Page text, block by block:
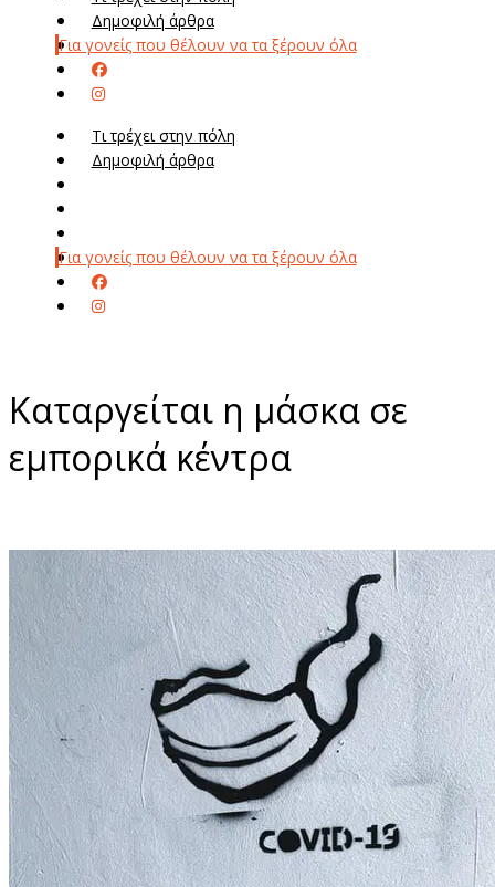
Δημοφιλή άρθρα
Για γονείς που θέλουν να τα ξέρουν όλα
Τι τρέχει στην πόλη
Δημοφιλή άρθρα
Για γονείς που θέλουν να τα ξέρουν όλα
Καταργείται η μάσκα σε
εμπορικά κέντρα